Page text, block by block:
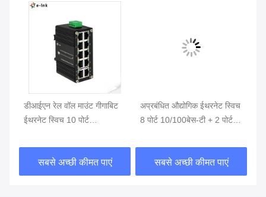
डीआईएन रेल वॉल माउंट गीगाबिट
ईथरनेट स्विच 10 पोर्ट
सबसे अच्छी कीमत पाएं
अप्रबंधित औद्योगिक ईथरनेट स्विच
8 पोर्ट 10/100बेस-टी + 2 पोर्ट
सबसे अच्छी कीमत पाएं